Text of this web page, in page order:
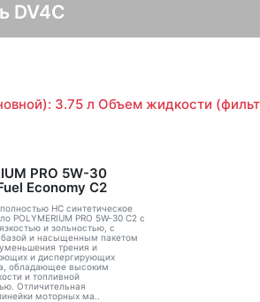
DV4C
3.75 л Объем жидкости
PRO 5W-30
Economy С2
HC синтетическое
POLYMERIUM PRO 5W-30 C2 с
и зольностью, с
базой и насыщенным пакетом
трения и
и диспергирующих
обладающее высоким
и топливной
Отличительная
моторных ма..